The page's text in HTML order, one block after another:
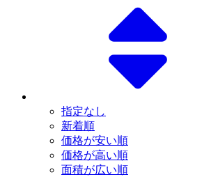
指定なし
新着順
価格が安い順
価格が高い順
面積が広い順